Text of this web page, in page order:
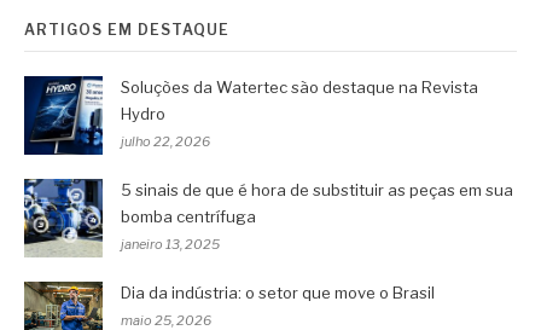
ARTIGOS EM DESTAQUE
Soluções da Watertec são destaque na Revista
Hydro
julho 22, 2026
5 sinais de que é hora de substituir as peças em sua
bomba centrífuga
janeiro 13, 2025
Dia da indústria: o setor que move o Brasil
maio 25, 2026